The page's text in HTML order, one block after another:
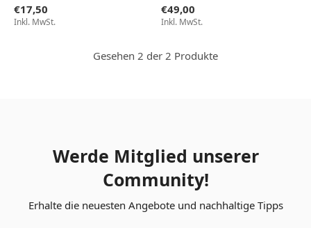
€17,50
Inkl. MwSt.
€49,00
Inkl. MwSt.
Gesehen 2 der 2 Produkte
Werde Mitglied unserer
Community!
Erhalte die neuesten Angebote und nachhaltige Tipps